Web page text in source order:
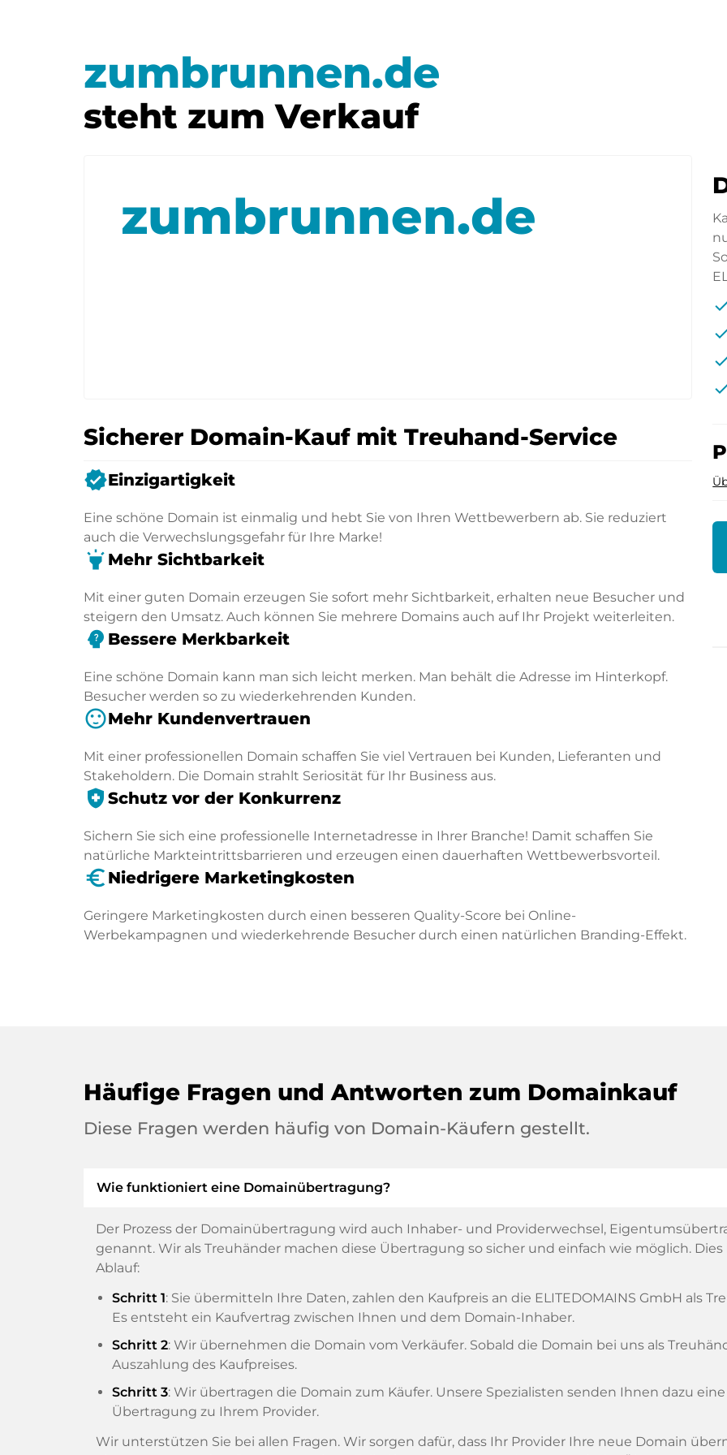
zumbrunnen.de
steht zum Verkauf
zumbrunnen.de
Sicherer Domain-Kauf mit Treuhand-Service
verifiedEinzigartigkeit
Eine schöne Domain ist einmalig und hebt Sie von Ihren Wettbewerbern ab. Sie reduziert
auch die Verwechslungsgefahr für Ihre Marke!
highlight Mehr Sichtbarkeit
Mit einer guten Domain erzeugen Sie sofort mehr Sichtbarkeit, erhalten neue Besucher und
steigern den Umsatz. Auch können Sie mehrere Domains auch auf Ihr Projekt weiterleiten.
psychology_alt Bessere Merkbarkeit
Eine schöne Domain kann man sich leicht merken. Man behält die Adresse im Hinterkopf.
Besucher werden so zu wiederkehrenden Kunden.
sentiment_satisfiedMehr Kundenvertrauen
Mit einer professionellen Domain schaffen Sie viel Vertrauen bei Kunden, Lieferanten und
Stakeholdern. Die Domain strahlt Seriosität für Ihr Business aus.
health_and_safety Schutz vor der Konkurrenz
Sichern Sie sich eine professionelle Internetadresse in Ihrer Branche! Damit schaffen Sie
natürliche Markteintrittsbarrieren und erzeugen einen dauerhaften Wettbewerbsvorteil.
euro_symbol Niedrigere Marketingkosten
Geringere Marketingkosten durch einen besseren Quality-Score bei Online-
Werbekampagnen und wiederkehrende Besucher durch einen natürlichen Branding-Effekt.
Häufige Fragen und Antworten zum Domainkauf
Diese Fragen werden häufig von Domain-Käufern gestellt.
Wie funktioniert eine Domainübertragung?
Der Prozess der Domainübertragung wird auch Inhaber- und Providerwechsel,
genannt. Wir als Treuhänder machen diese Übertragung so sicher und einfach wie möglich.
Ablauf:
Schritt 1: Sie übermitteln Ihre Daten, zahlen den Kaufpreis an die ELITEDOMAINS GmbH als
Es entsteht ein Kaufvertrag zwischen Ihnen und dem Domain-Inhaber.
Schritt 2: Wir übernehmen die Domain vom Verkäufer. Sobald die Domain bei uns als
Auszahlung des Kaufpreises.
Schritt 3: Wir übertragen die Domain zum Käufer. Unsere Spezialisten senden Ihnen dazu
Übertragung zu Ihrem Provider.
Wir unterstützen Sie bei allen Fragen. Wir sorgen dafür, dass Ihr Provider Ihre neue Domain